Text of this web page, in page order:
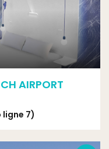
AIRPORT
7)